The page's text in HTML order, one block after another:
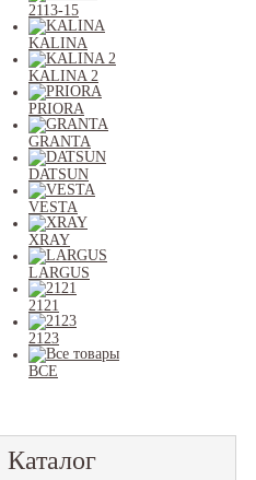
2113-15
KALINA
KALINA 2
PRIORA
GRANTA
DATSUN
VESTA
XRAY
LARGUS
2121
2123
ВСЕ
Каталог